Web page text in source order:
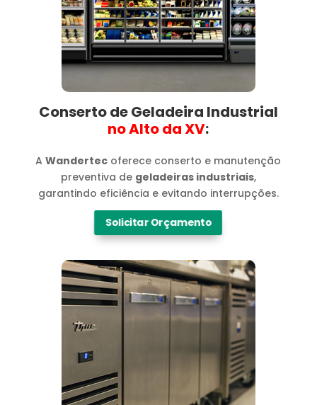
Conserto de Geladeira Industrial
no Alto da XV​:
AWandertec oferece conserto e manutenção
preventiva de geladeiras industriais,
garantindo eficiência e evitando interrupções.
Solicitar Orçamento